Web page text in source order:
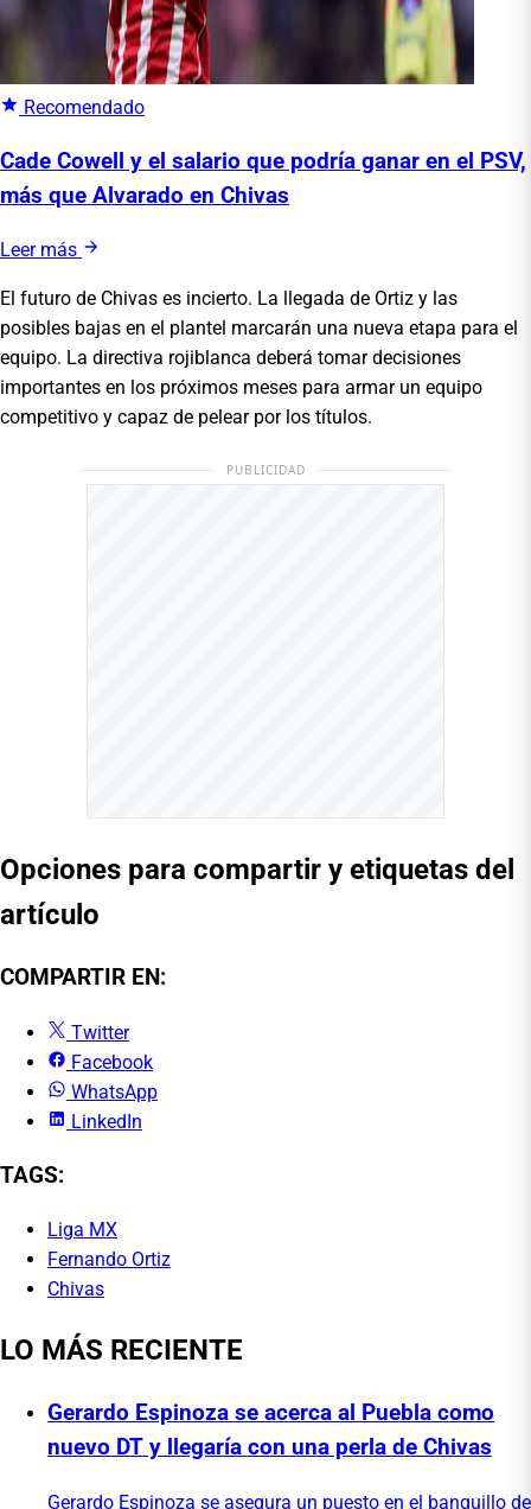
Recomendado
Cade Cowell y el salario que podría ganar en el PSV,
más que Alvarado en Chivas
Leer más
El futuro de Chivas es incierto. La llegada de Ortiz y las
posibles bajas en el plantel marcarán una nueva etapa para el
equipo. La directiva rojiblanca deberá tomar decisiones
importantes en los próximos meses para armar un equipo
competitivo y capaz de pelear por los títulos.
PUBLICIDAD
Opciones para compartir y etiquetas del
artículo
COMPARTIR EN:
Twitter
Facebook
WhatsApp
LinkedIn
TAGS:
Liga MX
Fernando Ortiz
Chivas
LO MÁS RECIENTE
Gerardo Espinoza se acerca al Puebla como
nuevo DT y llegaría con una perla de Chivas
Gerardo Espinoza se asegura un puesto en el banquillo de